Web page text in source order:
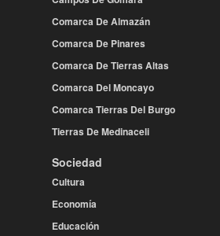
Comarca De Almazán
Comarca De Pinares
Comarca De Tierras Altas
Comarca Del Moncayo
Comarca Tierras Del Burgo
Tierras De Medinaceli
Sociedad
Cultura
Economía
Educación